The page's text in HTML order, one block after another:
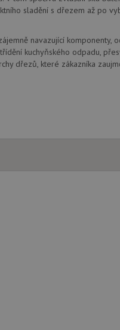
sladění s dřezem až po
navazující komponenty,
kuchyňského odpadu,
dřezů, které zákazníka
a
relace.
jejich
a
používá
koncový uživatel
sledování
a
koncový uživatel